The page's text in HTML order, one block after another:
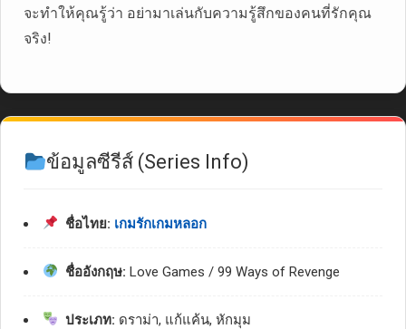
จะทำให้คุณรู้ว่า อย่ามาเล่นกับความรู้สึกของคนที่รักคุณ
จริง!
ข้อมูลซีรีส์ (Series Info)
ชื่อไทย: เกมรักเกมหลอก
ชื่ออังกฤษ: Love Games / 99 Ways of Revenge
ประเภท: ดราม่า, แก้แค้น, หักมุม